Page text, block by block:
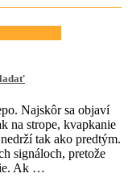
Najskôr sa objaví
na strope, kvapkanie
tak ako predtým.
signáloch, pretože
Ak …